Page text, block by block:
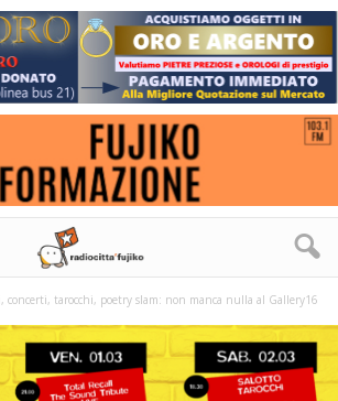
concerti, tarocchi, poetry slam: non manca nulla al Gallery16